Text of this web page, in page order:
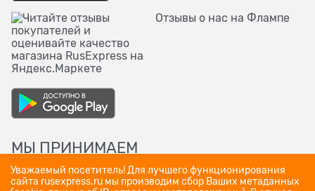
Отзывы о нас на Флампе
МЫ ПРИНИМАЕМ
Уважаемый посетитель! Для лучшего функционирования
сайта rusexpress.ru мы производим сбор Ваших метаданных